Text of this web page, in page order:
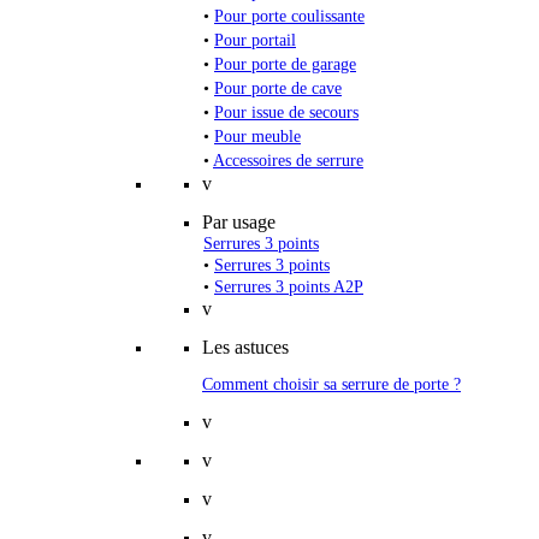
• Pour porte coulissante
• Pour portail
• Pour porte de garage
• Pour porte de cave
• Pour issue de secours
• Pour meuble
• Accessoires de serrure
v
Par usage
Serrures 3 points
• Serrures 3 points
• Serrures 3 points A2P
v
Les astuces
Comment choisir sa serrure de porte ?
v
v
v